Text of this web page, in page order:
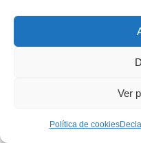
Ver
Política de cookies
Gastrobar. ¿Qué es
montar una carnicería?
Cómo subir los